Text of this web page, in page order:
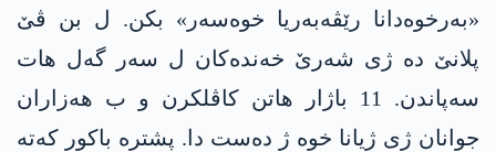
«بەرخوەدانا رێڤەبەریا خوەسەر» بکن. ل بن ڤێ
پلانێ دە ژی شەرێ خەندەکان ل سەر گەل هات
سەپاندن. 11 باژار هاتن کاڤلکرن و ب هەزاران
جوانان ژی ژیانا خوە ژ دەست دا. پشترە باکور کەتە